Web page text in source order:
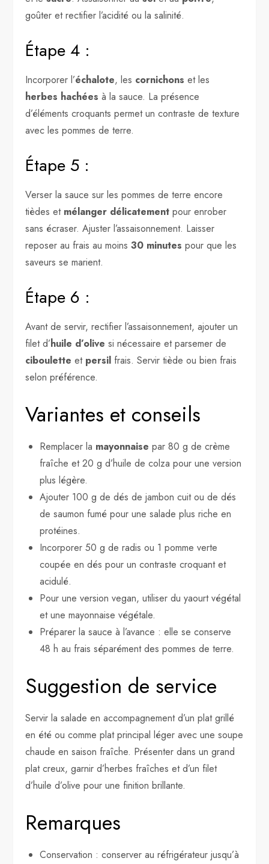
goûter et rectifier l’acidité ou la salinité.
Étape 4 :
Incorporer l’échalote, les cornichons et les
herbes hachées à la sauce. La présence
d’éléments croquants permet un contraste de texture
avec les pommes de terre.
Étape 5 :
Verser la sauce sur les pommes de terre encore
tièdes et mélanger délicatement pour enrober
sans écraser. Ajuster l’assaisonnement. Laisser
reposer au frais au moins30 minutes pour que les
saveurs se marient.
Étape 6 :
Avant de servir, rectifier l’assaisonnement, ajouter un
filet d’huile d’olive si nécessaire et parsemer de
ciboulette et persil frais. Servir tiède ou bien frais
selon préférence.
Variantes et conseils
Remplacer la mayonnaise par 80 g de crème
fraîche et 20 g d’huile de colza pour une version
plus légère.
Ajouter 100 g de dés de jambon cuit ou de dés
de saumon fumé pour une salade plus riche en
protéines.
Incorporer 50 g de radis ou 1 pomme verte
coupée en dés pour un contraste croquant et
acidulé.
Pour une version vegan, utiliser du yaourt végétal
et une mayonnaise végétale.
Préparer la sauce à l’avance : elle se conserve
48 h au frais séparément des pommes de terre.
Suggestion de service
Servir la salade en accompagnement d’un plat grillé
en été ou comme plat principal léger avec une soupe
chaude en saison fraîche. Présenter dans un grand
plat creux, garnir d’herbes fraîches et d’un filet
d’huile d’olive pour une finition brillante.
Remarques
Conservation : conserver au réfrigérateur jusqu’à